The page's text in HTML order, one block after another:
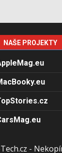
NAŠE PROJEKTY
-